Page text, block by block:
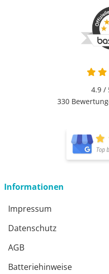
4.9 /
330
Informationen
Impressum
Datenschutz
AGB
Batteriehinweise